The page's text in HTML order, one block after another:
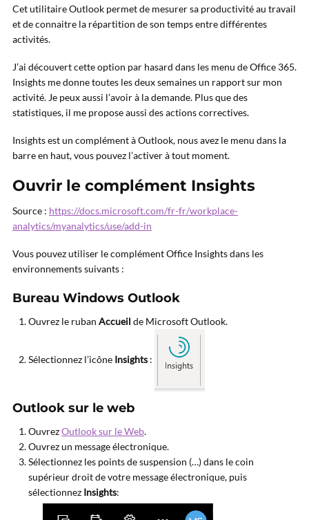
Cet utilitaire Outlook permet de mesurer sa productivité au travail
et de connaitre la répartition de son temps entre différentes
activités.
J’ai découvert cette option par hasard dans les menu de Office 365.
Insights me donne toutes les deux semaines un rapport sur mon
activité. Je peux aussi l’avoir à la demande. Plus que des
statistiques, il me propose aussi des actions correctives.
Insights est un complément à Outlook, nous avez le menu dans la
barre en haut, vous pouvez l’activer à tout moment.
Ouvrir le complément Insights
Source : https://docs.microsoft.com/fr-fr/workplace-
analytics/myanalytics/use/add-in
Vous pouvez utiliser le complément Office Insights dans les
environnements suivants :
Bureau Windows Outlook
Ouvrez le ruban Accueil de Microsoft Outlook.
Sélectionnez l’icône Insights :
Outlook sur le web
OuvrezOutlook sur le Web.
Ouvrez un message électronique.
Sélectionnez les points de suspension (…) dans le coin
supérieur droit de votre message électronique, puis
sélectionnez Insights: